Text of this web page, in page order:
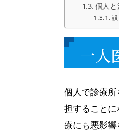
個人
一人
個人で診療
担すること
療にも悪影